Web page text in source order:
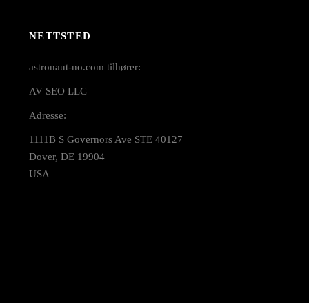
NETTSTED
astronaut-no.com tilhører:
AV SEO LLC
Adresse:
1111B S Governors Ave STE 40127
Dover, DE 19904
USA